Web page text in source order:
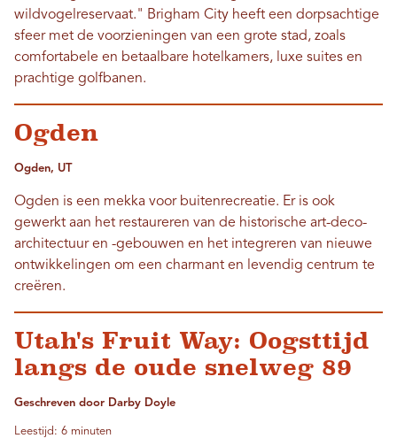
wildvogelreservaat." Brigham City heeft een dorpsachtige
sfeer met de voorzieningen van een grote stad, zoals
comfortabele en betaalbare hotelkamers, luxe suites en
prachtige golfbanen.
Ogden
Ogden, UT
Ogden is een mekka voor buitenrecreatie. Er is ook
gewerkt aan het restaureren van de historische art-deco-
architectuur en -gebouwen en het integreren van nieuwe
ontwikkelingen om een ​​charmant en levendig centrum te
creëren.
Utah's Fruit Way: Oogsttijd
langs de oude snelweg 89
Geschreven door Darby Doyle
Leestijd: 6 minuten